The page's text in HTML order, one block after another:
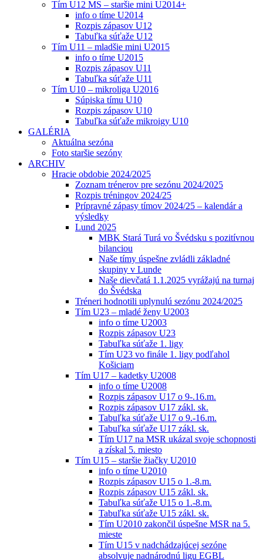
Tím U12 MS – staršie mini U2014+
info o tíme U2014
Rozpis zápasov U12
Tabuľka súťaže U12
Tím U11 – mladšie mini U2015
info o tíme U2015
Rozpis zápasov U11
Tabuľka súťaže U11
Tím U10 – mikroliga U2016
Súpiska tímu U10
Rozpis zápasov U10
Tabuľka súťaže mikroigy U10
GALÉRIA
Aktuálna sezóna
Foto staršie sezóny
ARCHIV
Hracie obdobie 2024/2025
Zoznam trénerov pre sezónu 2024/2025
Rozpis tréningov 2024/25
Prípravné zápasy tímov 2024/25 – kalendár a
výsledky
Lund 2025
MBK Stará Turá vo Švédsku s pozitívnou
bilanciou
Naše tímy úspešne zvládli základné
skupiny v Lunde
Naše dievčatá 1.1.2025 vyrážajú na turnaj
do Švédska
Tréneri hodnotili uplynulú sezónu 2024/2025
Tím U23 – mladé ženy U2003
info o tíme U2003
Rozpis zápasov U23
Tabuľka súťaže 1. ligy
Tím U23 vo finále 1. ligy podľahol
Košiciam
Tím U17 – kadetky U2008
info o tíme U2008
Rozpis zápasov U17 o 9-.16.m.
Rozpis zápasov U17 zákl. sk.
Tabuľka súťaže U17 o 9.-16.m.
Tabuľka súťaže U17 zákl. sk.
Tím U17 na MSR ukázal svoje schopnosti
a získal 5. miesto
Tím U15 – staršie žiačky U2010
info o tíme U2010
Rozpis zápasov U15 o 1.-8.m.
Rozpis zápasov U15 zákl. sk.
Tabuľka súťaže U15 o 1.-8.m.
Tabuľka súťaže U15 zákl. sk.
Tím U2010 zakončil úspešne MSR na 5.
mieste
Tím U15 v nadchádzajúcej sezóne
absolvuje nadnárodnú ligu EGBL